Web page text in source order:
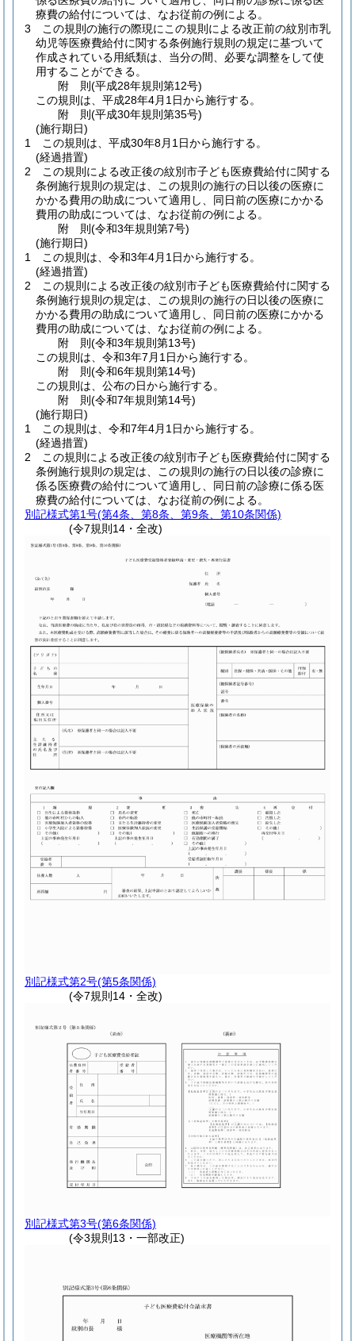
療費の給付については、なお従前の例による。
3
この規則の施行の際現にこの規則による改正前の紋別市乳
幼児等医療費給付に関する条例施行規則の規定に基づいて
作成されている用紙類は、当分の間、必要な調整をして使
用することができる。
附 則(平成28年規則第12号)
この規則は、平成28年4月1日から施行する。
附 則(平成30年規則第35号)
(施行期日)
1
この規則は、平成30年8月1日から施行する。
(経過措置)
2
この規則による改正後の紋別市子ども医療費給付に関する
条例施行規則の規定は、この規則の施行の日以後の医療に
かかる費用の助成について適用し、同日前の医療にかかる
費用の助成については、なお従前の例による。
附 則(令和3年規則第7号)
(施行期日)
1
この規則は、令和3年4月1日から施行する。
(経過措置)
2
この規則による改正後の紋別市子ども医療費給付に関する
条例施行規則の規定は、この規則の施行の日以後の医療に
かかる費用の助成について適用し、同日前の医療にかかる
費用の助成については、なお従前の例による。
附 則(令和3年規則第13号)
この規則は、令和3年7月1日から施行する。
附 則(令和6年規則第14号)
この規則は、公布の日から施行する。
附 則(令和7年規則第14号)
(施行期日)
1
この規則は、令和7年4月1日から施行する。
(経過措置)
2
この規則による改正後の紋別市子ども医療費給付に関する
条例施行規則の規定は、この規則の施行の日以後の診療に
係る医療費の給付について適用し、同日前の診療に係る医
療費の給付については、なお従前の例による。
別記様式第1号(第4条、第8条、第9条、第10条関係)
(令7規則14・全改)
別記様式第2号(第5条関係)
(令7規則14・全改)
別記様式第3号(第6条関係)
(令3規則13・一部改正)